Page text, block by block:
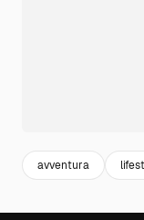
avventura